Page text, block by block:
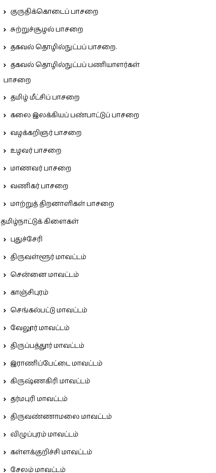
குருதிக்கொடைப் பாசறை
சுற்றுச்சூழல் பாசறை
தகவல் தொழில்நுட்பப் பாசறை.
தகவல் தொழில்நுட்பப் பணியாளர்கள்
பாசறை
தமிழ் மீட்சிப் பாசறை
கலை இலக்கியப் பண்பாட்டுப் பாசறை
வழக்கறிஞர் பாசறை
உழவர் பாசறை
மாணவர் பாசறை
வணிகர் பாசறை
மாற்றுத் திறனாளிகள் பாசறை
தமிழ்நாட்டுக் கிளைகள்
புதுச்சேரி
திருவள்ளூர் மாவட்டம்
சென்னை மாவட்டம்
காஞ்சிபுரம்
செங்கல்பட்டு மாவட்டம்
வேலூர் மாவட்டம்
திருப்பத்தூர் மாவட்டம்
இராணிப்பேட்டை மாவட்டம்
கிருஷ்ணகிரி மாவட்டம்
தர்மபுரி மாவட்டம்
திருவண்ணாமலை மாவட்டம்
விழுப்புரம் மாவட்டம்
கள்ளக்குறிச்சி மாவட்டம்
சேலம் மாவட்டம்